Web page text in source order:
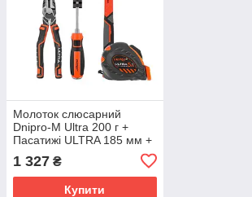
Молоток слюсарний
Dnipro-M Ultra 200 г +
Пасатижі ULTRA 185 мм +
Рулетка Ultra 5 м 25 мм +
Викрутка ударна хрестова
PH2 6*100
1 327 ₴
Купити